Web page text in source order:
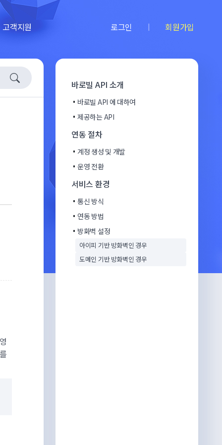
고객지원 로그인 | 회원가입
바로빌 API 소개
바로빌 API 에 대하여
제공하는 API
연동 절차
계정 생성 및 개발
운영 전환
서비스 환경
통신 방식
연동 방법
방화벽 설정
아이피 기반 방화벽인 경우
도메인 기반 방화벽인 경우